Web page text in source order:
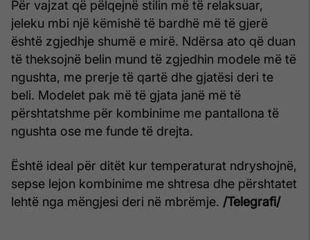
Për vajzat që pëlqejnë stilin më të relaksuar,
jeleku mbi një këmishë të bardhë më të gjerë
është zgjedhje shumë e mirë. Ndërsa ato që duan
të theksojnë belin mund të zgjedhin modele më të
ngushta, me prerje të qartë dhe gjatësi deri te
beli. Modelet pak më të gjata janë më të
përshtatshme për kombinime me pantallona të
ngushta ose me funde të drejta.
Është ideal për ditët kur temperaturat ndryshojnë,
sepse lejon kombinime me shtresa dhe përshtatet
lehtë nga mëngjesi deri në mbrëmje. /Telegrafi/